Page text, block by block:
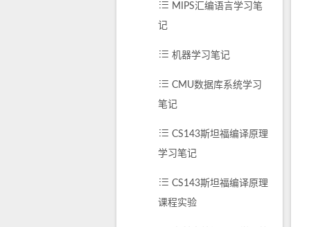
MIPS汇编语言学习笔
记
机器学习笔记
CMU数据库系统学习
笔记
CS143斯坦福编译原理
学习笔记
CS143斯坦福编译原理
课程实验